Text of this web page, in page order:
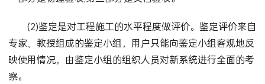
(2)鉴定是对工程施工的水平程度做评价。鉴定评价来自
专家、教授组成的鉴定小组，用户只能向鉴定小组客观地反
映使用情况，由鉴定小组的组织人员对新系统进行全面的考
察。